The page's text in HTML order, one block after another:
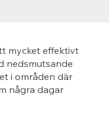
mycket effektivt
nedsmutsande
i områden där
några dagar